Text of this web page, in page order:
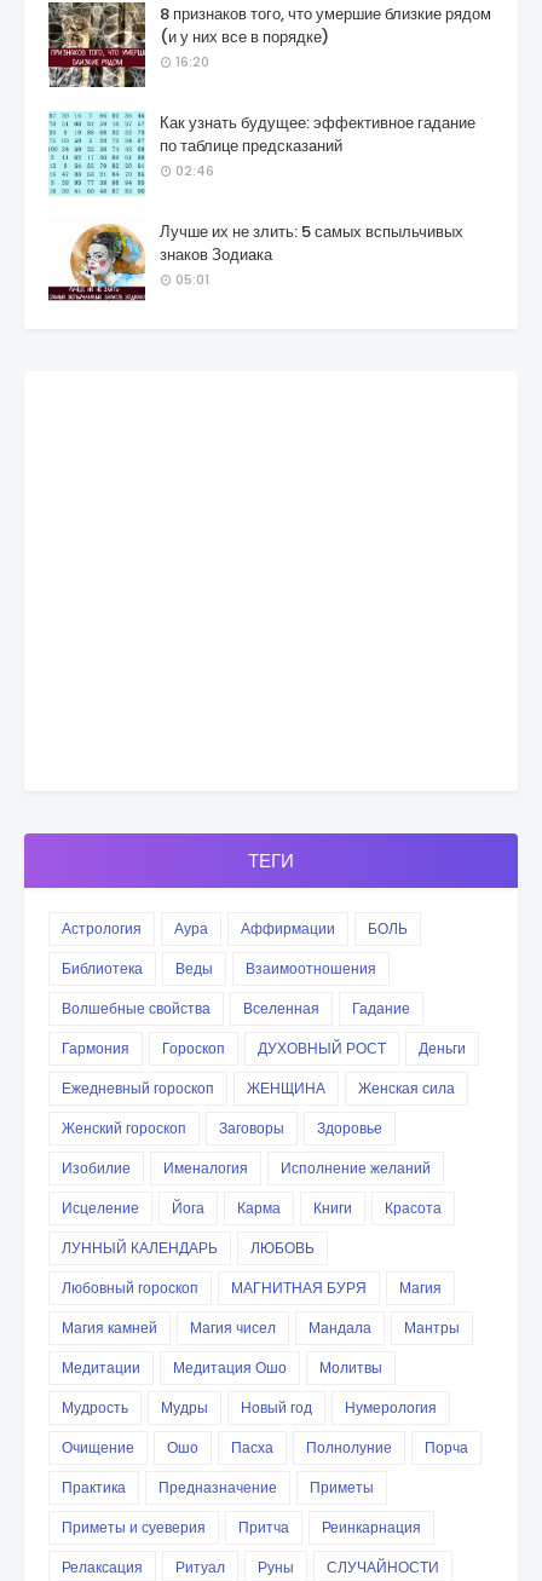
8 признаков того, что умершие близкие рядом
(и у них все в порядке)
16:20
Как узнать будущее: эффективное гадание
по таблице предсказаний
02:46
Лучше их не злить: 5 самых вспыльчивых
знаков Зодиака
05:01
ТЕГИ
Астрология Аура Аффирмации
БОЛЬ
Библиотека
Веды
Взаимоотношения
Волшебные свойства
Вселенная
Гадание
Гармония
Гороскоп ДУХОВНЫЙ РОСТ
Деньги
Ежедневный гороскоп
ЖЕНЩИНА
Женская сила
Женский гороскоп
Заговоры
Здоровье
Изобилие
Именалогия
Исполнение желаний
Исцеление
Йога Карма Книги
Красота
ЛУННЫЙ КАЛЕНДАРЬ
ЛЮБОВЬ
Любовный гороскоп
МАГНИТНАЯ БУРЯ
Магия
Магия камней
Магия чисел Мандала
Мантры
Медитации
Медитация Ошо
Молитвы
Мудрость
Мудры Новый год
Нумерология
Очищение
Ошо Пасха Полнолуние
Порча
Практика
Предназначение
Приметы
Приметы и суеверия
Притча
Реинкарнация
Релаксация
Ритуал Руны
СЛУЧАЙНОСТИ